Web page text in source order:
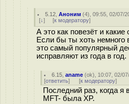
5.12 ,Аноним (4), 09:55, 02/07/
[↓] [к модератору]
А это как повезёт и
Если бы ты хоть немного
это самый популярный
исправляют из года в год.
6.15 ,aname (ok), 10:07, 02/
[ответить] [к модератору]
Последний раз, когда
MFT- была XP.